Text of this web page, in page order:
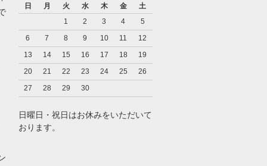
日
月 火 水 木 金
土
1
2 3 4
5
6
7 8 9 10 11
12
13
14 15 16 17 18
19
20
21 22 23 24 25
26
27
28 29 30
日曜日・祝日はお休みをいただいて
おります。